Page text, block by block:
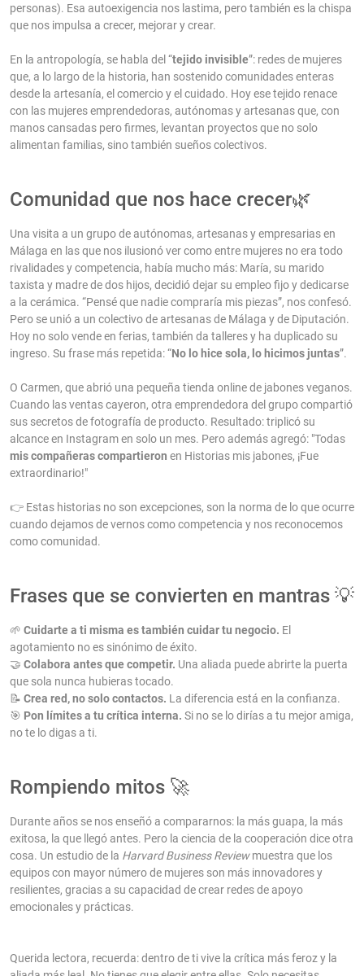
personas). Esa autoexigencia nos lastima, pero también es la chispa
que nos impulsa a crecer, mejorar y crear.
En la antropología, se habla del “tejido invisible”: redes de mujeres
que, a lo largo de la historia, han sostenido comunidades enteras
desde la artesanía, el comercio y el cuidado. Hoy ese tejido renace
con las mujeres emprendedoras, autónomas y artesanas que, con
manos cansadas pero firmes, levantan proyectos que no solo
alimentan familias, sino también sueños colectivos.
Comunidad que nos hace crecer🌿
Una visita a un grupo de autónomas, artesanas y empresarias en
Málaga en las que nos ilusionó ver como entre mujeres no era todo
rivalidades y competencia, había mucho más: María, su marido
taxista y madre de dos hijos, decidió dejar su empleo fijo y dedicarse
a la cerámica. “Pensé que nadie compraría mis piezas”, nos confesó.
Pero se unió a un colectivo de artesanas de Málaga y de Diputación.
Hoy no solo vende en ferias, también da talleres y ha duplicado su
ingreso. Su frase más repetida: “No lo hice sola, lo hicimos juntas”.
O Carmen, que abrió una pequeña tienda online de jabones veganos.
Cuando las ventas cayeron, otra emprendedora del grupo compartió
sus secretos de fotografía de producto. Resultado: triplicó su
alcance en Instagram en solo un mes. Pero además agregó: "Todas
mis compañeras compartieron en Historias mis jabones, ¡Fue
extraordinario!"
👉 Estas historias no son excepciones, son la norma de lo que ocurre
cuando dejamos de vernos como competencia y nos reconocemos
como comunidad.
Frases que se convierten en mantras 💡
🌱 Cuidarte a ti misma es también cuidar tu negocio. El
agotamiento no es sinónimo de éxito.
🤝 Colabora antes que competir. Una aliada puede abrirte la puerta
que sola nunca hubieras tocado.
📝 Crea red, no solo contactos. La diferencia está en la confianza.
🎯 Pon límites a tu crítica interna. Si no se lo dirías a tu mejor amiga,
no te lo digas a ti.
Rompiendo mitos 🚀
Durante años se nos enseñó a compararnos: la más guapa, la más
exitosa, la que llegó antes. Pero la ciencia de la cooperación dice otra
cosa. Un estudio de la Harvard Business Reviewmuestra que los
equipos con mayor número de mujeres son más innovadores y
resilientes, gracias a su capacidad de crear redes de apoyo
emocionales y prácticas.
Querida lectora, recuerda: dentro de ti vive la crítica más feroz y la